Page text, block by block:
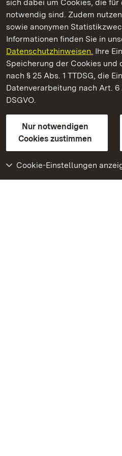
sich dabei um Cookies, die
notwendig sind. Zudem
sowie anonymen
Informationen finden Sie in
Datenschutzhinweisen. Ihre
Speicherung der Cookies
nach § 25 Abs. 1 TTDSG, die
Datenverarbeitung nach Art. 6
DSGVO.
Nur notwendigen
Cookies zustimmen
Cookie-Einstellungen
Staatliche Schlösser und Gärten
Staatliche Schlösser und
Kontakt
GebärdenspracheLeichte
Erklärung zur Barrierefreiheit
BITV-konform (geprüfte Seiten)
Weiteres